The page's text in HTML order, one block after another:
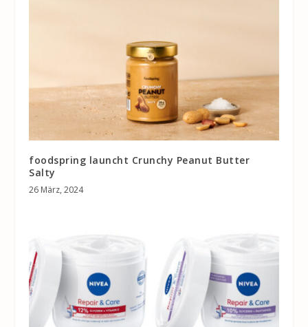
foodspring launcht Crunchy Peanut Butter
Salty
26 März, 2024